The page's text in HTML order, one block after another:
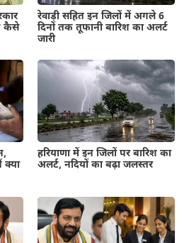
कैसे
रेवाड़ी सहित इन जिलों में अगले 6
दिनों तक तूफानी बारिश का अलर्ट
जारी
क्या
हरियाणा में इन जिलों पर बारिश का
अलर्ट, नदियों का बढ़ा जलस्तर